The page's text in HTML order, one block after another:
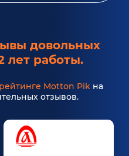
довольных
лет работы.
рейтинге Motton Pik на
отзывов.